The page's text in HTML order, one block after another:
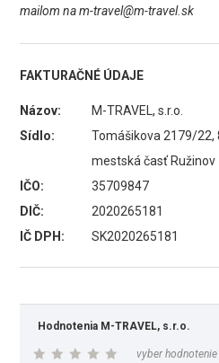
mailom na m-travel@m-travel.sk
FAKTURAČNÉ ÚDAJE
Názov:
M-TRAVEL, s.r.o.
Sídlo:
Tomášikova 2179/22,
mestská časť Ružinov
IČO:
35709847
DIČ:
2020265181
IČ DPH:
SK2020265181
Hodnotenia M-TRAVEL, s.r.o.
vyber hodnotenie